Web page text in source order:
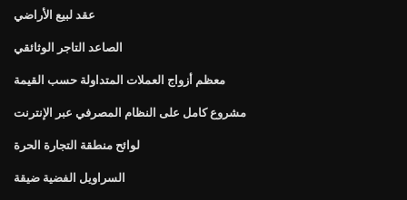
عقد لبيع الأراضي
الصاعد التاجر الوثائقي
معظم أزواج العملات المتداولة حسب القيمة
مشروع كامل على النظام المصرفي عبر الإنترنت
لوائح منطقة التجارة الحرة
السراويل الفضية ضيقة